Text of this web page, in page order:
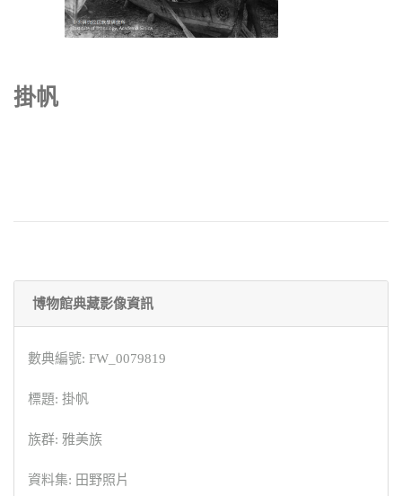
掛帆
博物館典藏影像資訊
數典編號: FW_0079819
標題: 掛帆
族群: 雅美族
資料集: 田野照片